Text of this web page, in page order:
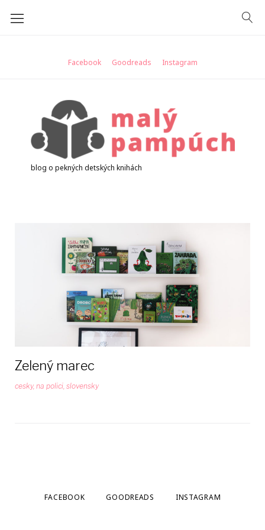
Facebook Goodreads Instagram
blog o pekných detských knihách
Značka:
polici
Zelený marec
cesky, na polici, slovensky
FACEBOOK GOODREADS INSTAGRAM